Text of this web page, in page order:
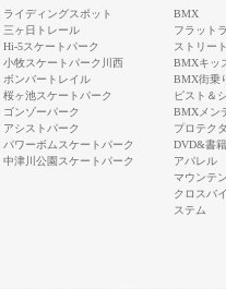
ライディングスポット
三ヶ日トレール
Hi-5スケートパーク
小牧スケートパーク川西
ボンバートレイル
桜ヶ池スケートパーク
ゴンゾーパーク
アシストパーク
パワーボムスケートパーク
中津川公園スケートパーク
BMX
フラット
ストリー
BMXキッ
BMX街乗
ピスト＆
BMXメン
プロテク
DVD&書籍
アパレル
マウンテ
クロスバ
ステム